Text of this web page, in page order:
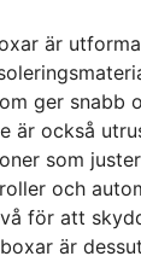
är
ger snabb
är också
som
och
för att
är